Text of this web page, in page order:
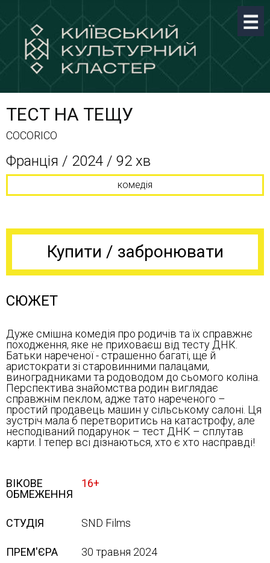
ТЕСТ НА ТЕЩУ
COCORICO
Франція / 2024 / 92 хв
комедія
Купити / забронювати
СЮЖЕТ
Дуже смішна комедія про родичів та їх справжнє
походження, яке не приховаєш від тесту ДНК.
Батьки нареченої - страшенно багаті, ще й
аристократи зі старовинними палацами,
виноградниками та родоводом до сьомого коліна.
Перспектива знайомства родин виглядає
справжнім пеклом, адже тато нареченого –
простий продавець машин у сільському салоні. Ця
зустріч мала б перетворитись на катастрофу, але
несподіваний подарунок – тест ДНК – сплутав
карти. І тепер всі дізнаються, хто є хто насправді!
ВІКОВЕ
ОБМЕЖЕННЯ
16+
СТУДІЯ SND Films
ПРЕМ'ЄРА 30 травня 2024